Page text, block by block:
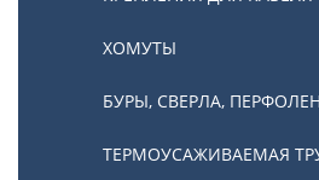
ХОМУТЫ
БУРЫ, СВЕРЛА,
ТЕРМОУСАЖИВАЕМАЯ